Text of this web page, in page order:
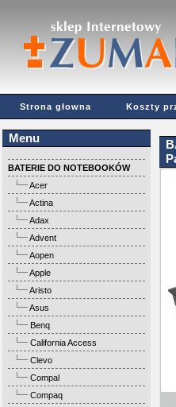
Strona głowna Koszty
Menu
BATERIE DO NOTEBOOKÓW
Acer
Actina
Adax
Advent
Aopen
Apple
Aristo
Asus
Benq
California Access
Clevo
Compal
Compaq